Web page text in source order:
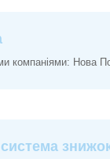
компаніями: Нова